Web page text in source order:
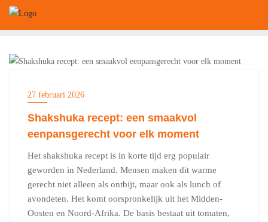
inhoud
27 februari 2026
Shakshuka recept: een smaakvol
eenpansgerecht voor elk moment
Het shakshuka recept is in korte tijd erg populair
geworden in Nederland. Mensen maken dit warme
gerecht niet alleen als ontbijt, maar ook als lunch of
avondeten. Het komt oorspronkelijk uit het Midden-
Oosten en Noord-Afrika. De basis bestaat uit tomaten,